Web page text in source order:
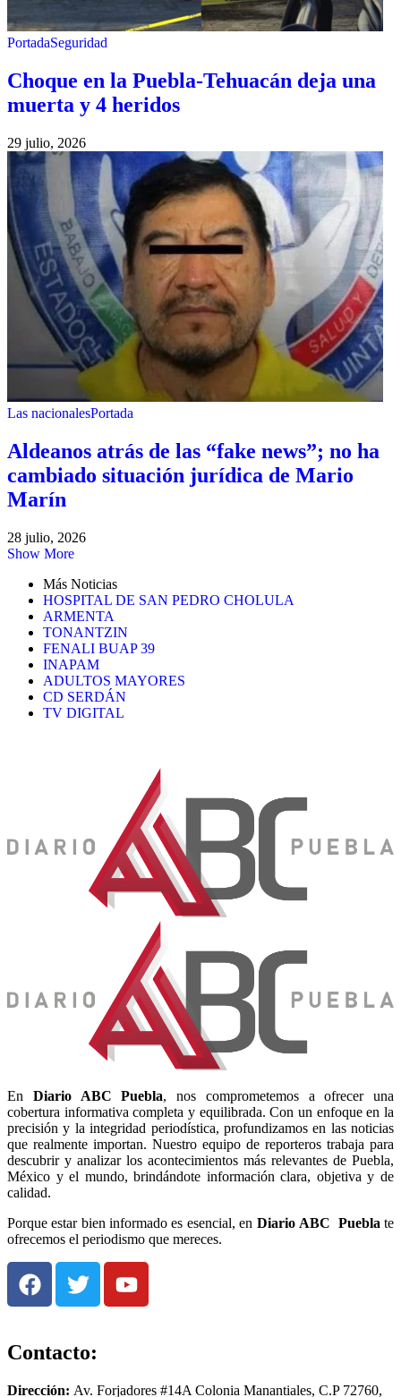
PortadaSeguridad
Choque en la Puebla-Tehuacán deja una
muerta y 4 heridos
29 julio, 2026
Las nacionalesPortada
Aldeanos atrás de las “fake news”; no ha
cambiado situación jurídica de Mario
Marín
28 julio, 2026
Show More
Más Noticias
HOSPITAL DE SAN PEDRO CHOLULA
ARMENTA
TONANTZIN
FENALI BUAP 39
INAPAM
ADULTOS MAYORES
CD SERDÁN
TV DIGITAL
En Diario ABC Puebla, nos comprometemos a ofrecer una
cobertura informativa completa y equilibrada. Con un enfoque en la
precisión y la integridad periodística, profundizamos en las noticias
que realmente importan. Nuestro equipo de reporteros trabaja para
descubrir y analizar los acontecimientos más relevantes de Puebla,
México y el mundo, brindándote información clara, objetiva y de
calidad.
Porque estar bien informado es esencial, en Diario ABC Puebla te
ofrecemos el periodismo que mereces.
Contacto:
Dirección: Av. Forjadores #14A Colonia Manantiales, C.P 72760,